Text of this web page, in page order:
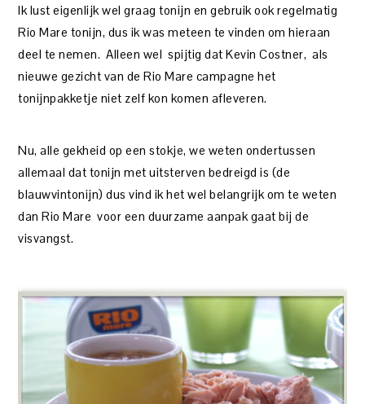
Ik lust eigenlijk wel graag tonijn en gebruik ook regelmatig
Rio Mare tonijn, dus ik was meteen te vinden om hieraan
deel te nemen. Alleen wel spijtig dat Kevin Costner, als
nieuwe gezicht van de Rio Mare campagne het
tonijnpakketje niet zelf kon komen afleveren.
Nu, alle gekheid op een stokje, we weten ondertussen
allemaal dat tonijn met uitsterven bedreigd is (de
blauwvintonijn) dus vind ik het wel belangrijk om te weten
dan Rio Mare voor een duurzame aanpak gaat bij de
visvangst.